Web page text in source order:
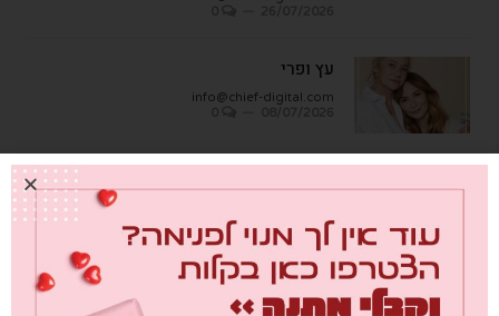
עץ ופרי
info@chief-digital.com
מבחן הגמבה
info@chief-digital.com
26/07/2026